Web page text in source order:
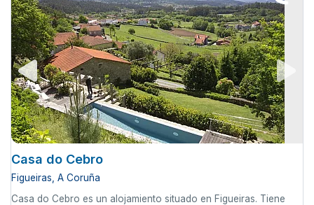
Casa do Cebro
Figueiras, A Coruña
Casa do Cebro es un alojamiento situado en Figueiras. Tiene